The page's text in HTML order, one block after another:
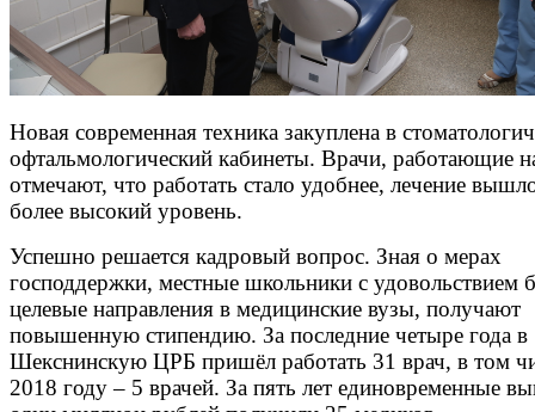
Новая современная техника закуплена в
офтальмологический кабинеты. Врачи, работающие
отмечают, что работать стало удобнее, лечение
более высокий уровень.
Успешно решается кадровый вопрос. Зная о мерах
господдержки, местные школьники с удовольствием
целевые направления в медицинские вузы, получают
повышенную стипендию. За последние четыре года в
Шекснинскую ЦРБ пришёл работать 31 врач, в том
2018 году – 5 врачей. За пять лет единовременные